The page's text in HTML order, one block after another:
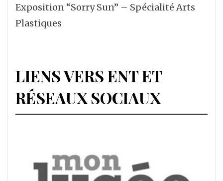
Exposition “Sorry Sun” – Spécialité Arts
Plastiques
LIENS VERS ENT ET
RÉSEAUX SOCIAUX